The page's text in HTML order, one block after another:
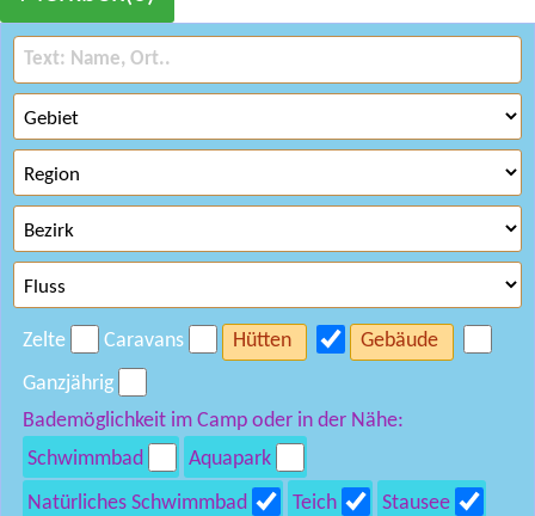
Zelte Caravans Hütten
Gebäude
Ganzjährig
Bademöglichkeit im Camp oder in der Nähe:
Schwimmbad
Aquapark
Natürliches Schwimmbad
Teich
Stausee